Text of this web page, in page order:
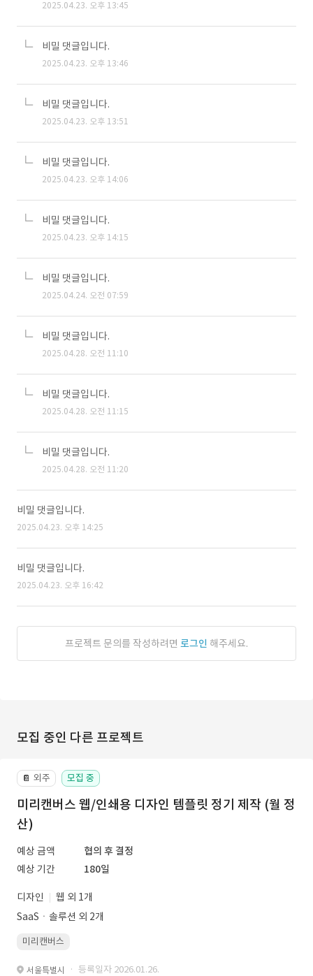
2025.04.23. 오후 13:45
비밀 댓글입니다.
2025.04.23. 오후 13:46
비밀 댓글입니다.
2025.04.23. 오후 13:51
비밀 댓글입니다.
2025.04.23. 오후 14:06
비밀 댓글입니다.
2025.04.23. 오후 14:15
비밀 댓글입니다.
2025.04.24. 오전 07:59
비밀 댓글입니다.
2025.04.28. 오전 11:10
비밀 댓글입니다.
2025.04.28. 오전 11:15
비밀 댓글입니다.
2025.04.28. 오전 11:20
비밀 댓글입니다.
2025.04.23. 오후 14:25
비밀 댓글입니다.
2025.04.23. 오후 16:42
프로젝트 문의를 작성하려면 로그인 해주세요.
모집 중인 다른 프로젝트
📔 외주 모집 중
미리캔버스 웹/인쇄용 디자인 템플릿 정기 제작 (월 정
산)
예상 금액
협의 후 결정
예상 기간
180일
디자인
웹 외 1개
SaaSㆍ솔루션 외 2개
미리캔버스
서울특별시 · 등록일자 2026.01.26.